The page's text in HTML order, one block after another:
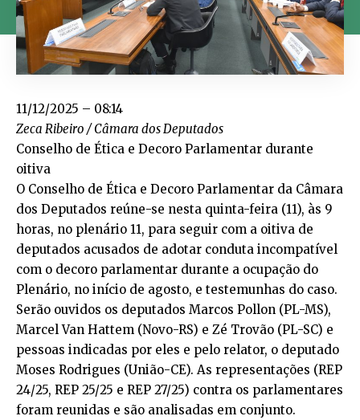
11/12/2025 – 08:14
Zeca Ribeiro / Câmara dos Deputados
Conselho de Ética e Decoro Parlamentar durante
oitiva
O Conselho de Ética e Decoro Parlamentar da Câmara
dos Deputados reúne-se nesta quinta-feira (11), às 9
horas, no plenário 11, para seguir com a oitiva de
deputados acusados de adotar conduta incompatível
com o decoro parlamentar durante a ocupação do
Plenário, no início de agosto, e testemunhas do caso.
Serão ouvidos os deputados Marcos Pollon (PL-MS),
Marcel Van Hattem (Novo-RS) e Zé Trovão (PL-SC) e
pessoas indicadas por eles e pelo relator, o deputado
Moses Rodrigues (União-CE). As representações (REP
24/25, REP 25/25 e REP 27/25) contra os parlamentares
foram reunidas e são analisadas em conjunto.